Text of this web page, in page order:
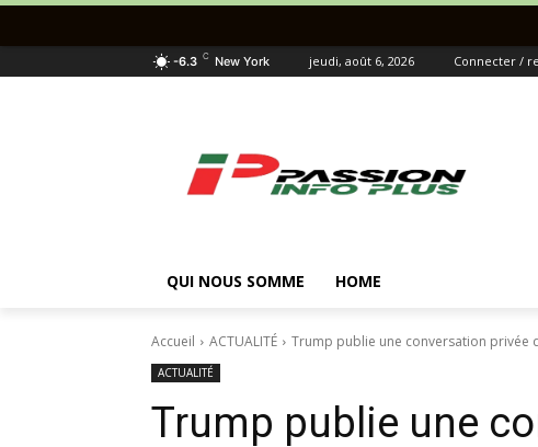
-6.3 C New York jeudi, août 6, 2026 Connecter /
QUI NOUS SOMME HOME
Accueil ACTUALITÉ Trump publie une conversation privée
ACTUALITÉ
Trump publie une